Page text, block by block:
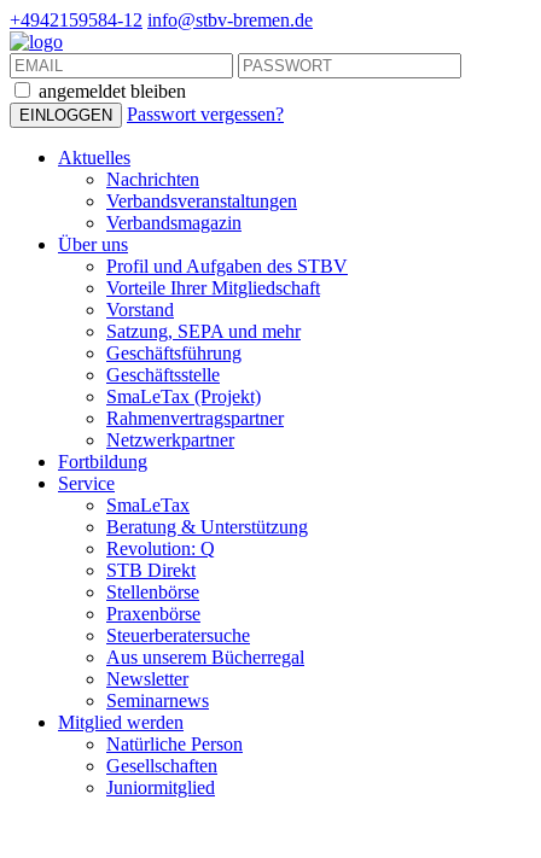
+4942159584-12 info@stbv-bremen.de
angemeldet bleiben
Passwort vergessen?
Aktuelles
Nachrichten
Verbandsveranstaltungen
Verbandsmagazin
Über uns
Profil und Aufgaben des STBV
Vorteile Ihrer Mitgliedschaft
Vorstand
Satzung, SEPA und mehr
Geschäftsführung
Geschäftsstelle
SmaLeTax (Projekt)
Rahmenvertragspartner
Netzwerkpartner
Fortbildung
Service
SmaLeTax
Beratung & Unterstützung
Revolution: Q
STB Direkt
Stellenbörse
Praxenbörse
Steuerberatersuche
Aus unserem Bücherregal
Newsletter
Seminarnews
Mitglied werden
Natürliche Person
Gesellschaften
Juniormitglied